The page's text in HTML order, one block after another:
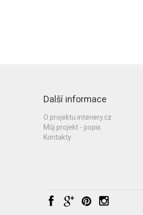
Další informace
O projektu interiery.cz
Můj projekt - popis
Kontakty